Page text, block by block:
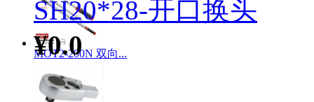
MOT2-200N 双向...
SH20*28-开口换头
¥0.0